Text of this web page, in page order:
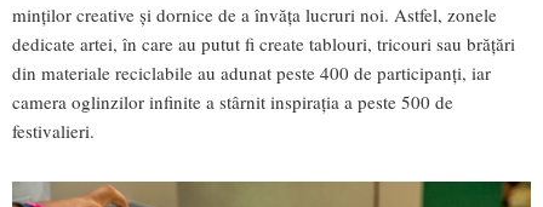
minților creative și dornice de a învăța lucruri noi. Astfel, zonele
dedicate artei, în care au putut fi create tablouri, tricouri sau brățări
din materiale reciclabile au adunat peste 400 de participanți, iar
camera oglinzilor infinite a stârnit inspirația a peste 500 de
festivalieri.